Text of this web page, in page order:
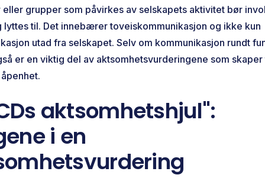
grupper som påvirkes av selskapets aktivitet bør
lyttes til. Det innebærer toveiskommunikasjon og ikke kun
utad fra selskapet. Selv om kommunikasjon rundt
er en viktig del av aktsomhetsvurderingene som
aktsomhetshjul":
i en